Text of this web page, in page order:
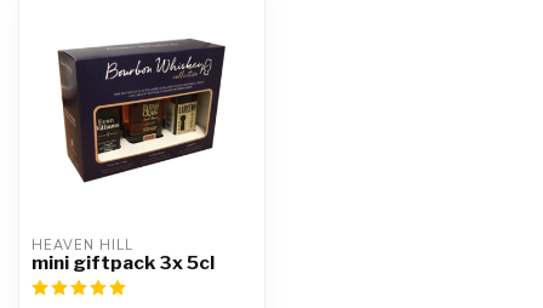
HEAVEN HILL
mini giftpack 3x 5cl